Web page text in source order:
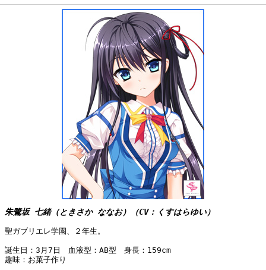
朱鷺坂 七緒（ときさか ななお）（CV：くすはらゆい）
聖ガブリエレ学園、２年生。
誕生日：3月7日 血液型：AB型 身長：159cm
趣味：お菓子作り